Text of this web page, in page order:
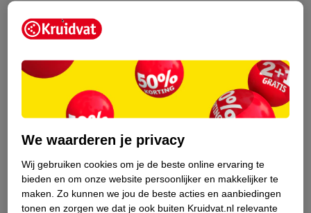
Nagelriemen terugduwen
Nagels vijlen
Stap 1: nagelriemen terugduwen
Niet alleen je nagels, maar ook je nagelriemen hebben
verzorging nodig. Als je je nagelriemen regelmatig terugduwt,
zien ze er langer en meer verzorgd uit. Breng eerst een
nagelriemolie of –crème aan om je nagelriem te verzachten.
Laat deze vijf à tien minuten intrekken. Duw je nagelriem
We waarderen je privacy
Wij gebruiken cookies om je de beste online ervaring te
bieden en om onze website persoonlijker en makkelijker te
maken. Zo kunnen we jou de beste acties en aanbiedingen
tonen en zorgen we dat je ook buiten Kruidvat.nl relevante